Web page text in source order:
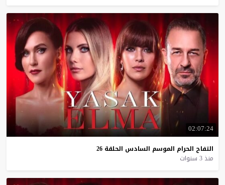
02:07:24
التفاح الحرام الموسم السادس الحلقة 26
منذ 3 سنوات